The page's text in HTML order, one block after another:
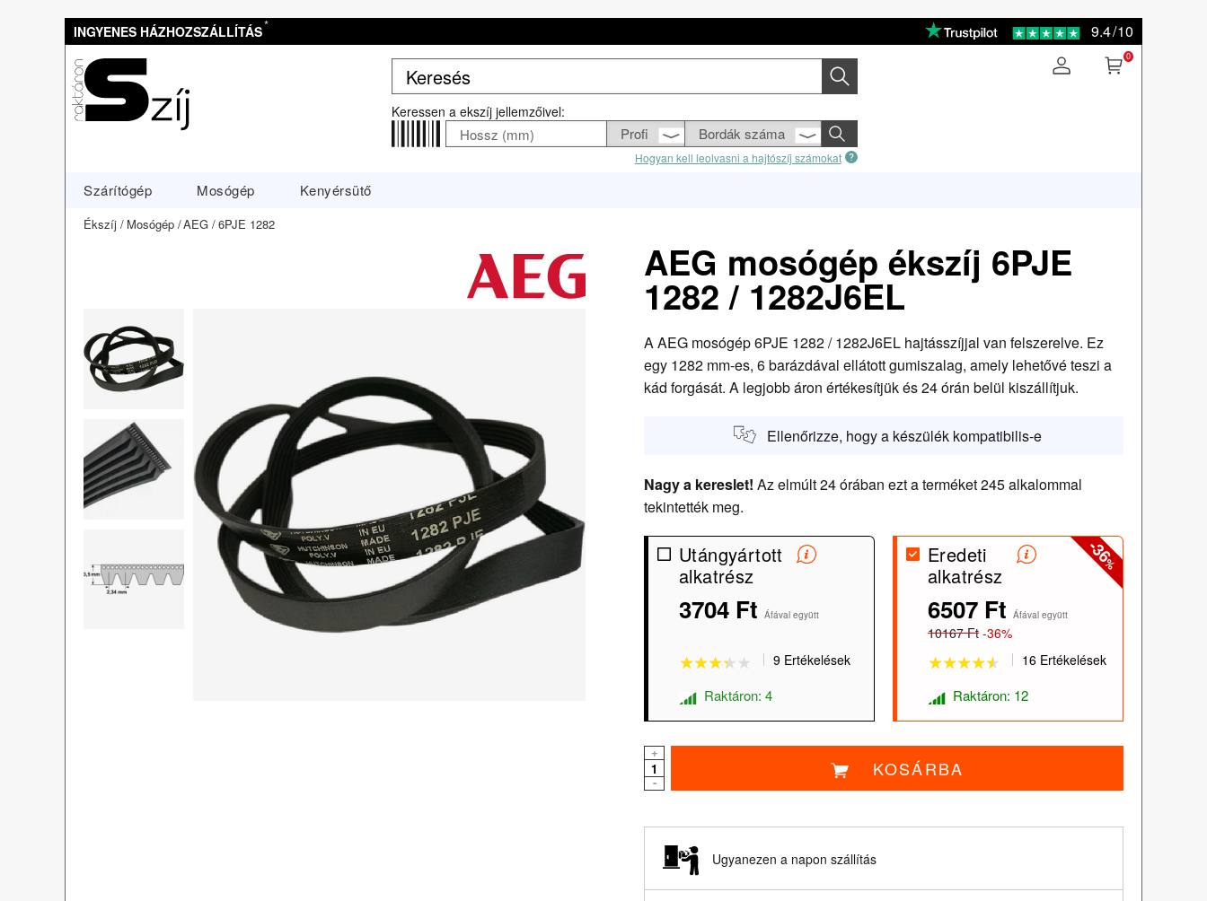
INGYENES HÁZHOZSZÁLLÍTÁS* 9.4/10
Keressen a ekszíj jellemzőivel:
Hogyan kell leolvasni a hajtószíj számokat
0
Szárítógép Mosógép Kenyérsütő
Ékszíj Mosógép AEG 6PJE 1282
AEG mosógép ékszíj 6PJE
1282 / 1282J6EL
A AEG mosógép 6PJE 1282 / 1282J6EL hajtásszíjjal van felszerelve. Ez
egy 1282 mm-es, 6 barázdával ellátott gumiszalag, amely lehetővé teszi a
kád forgását. A legjobb áron értékesítjük és 24 órán belül kiszállítjuk.
Ellenőrizze, hogy a készülék kompatibilis-e
Nagy a kereslet! Az elmúlt 24 órában ezt a terméket 245 alkalommal
tekintették meg.
Utángyártott
alkatrész
3704 Ft Áfával együtt
★★★★★
★★★★★
9 Ertékelések
Raktáron: 4
-36
%
Eredeti
alkatrész
6507 Ft Áfával együtt
10167 Ft -36%
16 Ertékelések
Raktáron: 12
+
-
KOSÁRBA
Ugyanezen a napon szállítás